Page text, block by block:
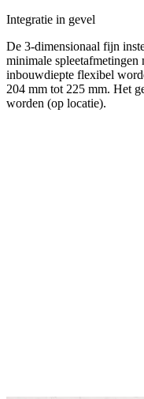
Integratie in gevel
De 3-dimensionaal fijn
minimale
inbouwdiepte flexibel
204 mm tot 225 mm. Het
worden (op locatie).